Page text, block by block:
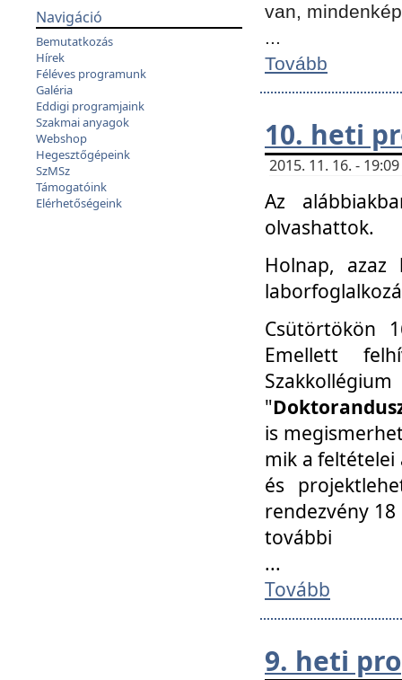
Navigáció
Bemutatkozás
Hírek
Féléves programunk
Galéria
Eddigi programjaink
Szakmai anyagok
Webshop
Hegesztőgépeink
SzMSz
Támogatóink
Elérhetőségeink
van,
...
Tovább
10. heti
2015. 11. 16. -
Az
olvashattok.
Holnap, azaz
Csütörtökön
Emellett
"
is
mik a feltételei
és
rendezvény
további
...
Tovább
9. heti